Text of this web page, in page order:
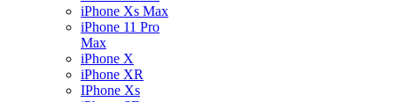
iPhone Xs Max
iPhone 11 Pro
Max
iPhone X
iPhone XR
IPhone Xs